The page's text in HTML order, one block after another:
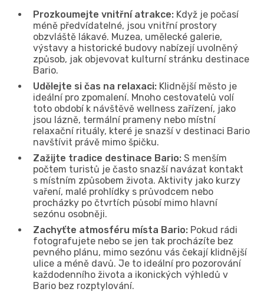
Prozkoumejte vnitřní atrakce: Když je počasí
méně předvídatelné, jsou vnitřní prostory
obzvláště lákavé. Muzea, umělecké galerie,
výstavy a historické budovy nabízejí uvolněný
způsob, jak objevovat kulturní stránku destinace
Bario.
Udělejte si čas na relaxaci: Klidnější město je
ideální pro zpomalení. Mnoho cestovatelů volí
toto období k návštěvě wellness zařízení, jako
jsou lázně, termální prameny nebo místní
relaxační rituály, které je snazší v destinaci Bario
navštívit právě mimo špičku.
Zažijte tradice destinace Bario: S menším
počtem turistů je často snazší navázat kontakt
s místním způsobem života. Aktivity jako kurzy
vaření, malé prohlídky s průvodcem nebo
procházky po čtvrtích působí mimo hlavní
sezónu osobněji.
Zachyťte atmosféru místa Bario: Pokud rádi
fotografujete nebo se jen tak procházíte bez
pevného plánu, mimo sezónu vás čekají klidnější
ulice a méně davů. Je to ideální pro pozorování
každodenního života a ikonických výhledů v
Bario bez rozptylování.